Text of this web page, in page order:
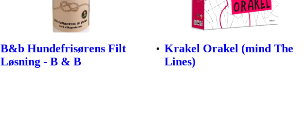
B&b Hundefrisørens Filt
Løsning - B & B
Krakel Orakel (mind The
Lines)